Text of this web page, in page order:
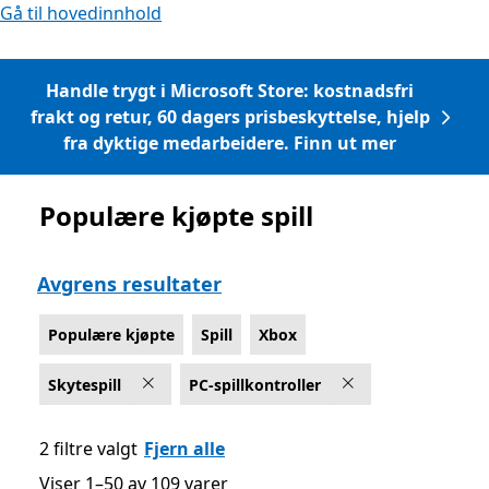
Gå til hovedinnhold
Handle trygt i Microsoft Store: kostnadsfri
frakt og retur, 60 dagers prisbeskyttelse, hjelp
fra dyktige medarbeidere. Finn ut mer
Liste Microsoft.com
Populære kjøpte spill
Avgrens resultater
Populære kjøpte Spill Xbox
Skytespill PC-spillkontroller
2 filtre valgt Fjern alle
Viser 1–50 av 109 varer
Viser 1–50 av 109 varer